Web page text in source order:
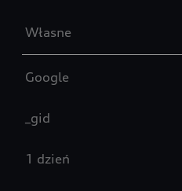
Własne
Google
_gid
1 dzień